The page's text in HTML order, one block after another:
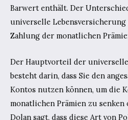
Barwert enthält. Der
universelle
Zahlung der monatlichen
Der Hauptvorteil der
besteht darin, dass Sie den
Kontos nutzen können, um die
monatlichen Prämien zu
Dolan sagt, dass diese Art von